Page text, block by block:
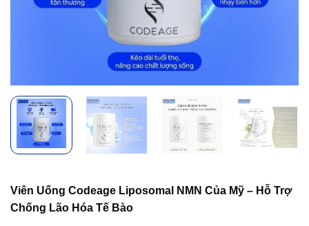
Viên Uống Codeage Liposomal NMN Của Mỹ – Hỗ Trợ
Chống Lão Hóa Tế Bào